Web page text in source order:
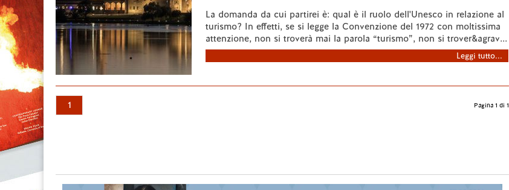
La domanda da cui partirei è: qual è il ruolo dell'Unesco in relazione al
turismo? In effetti, se si legge la Convenzione del 1972 con moltissima
attenzione, non si troverà mai la parola “turismo”, non si trover&agrav...
Leggi tutto...
1 Pagina 1 di 1